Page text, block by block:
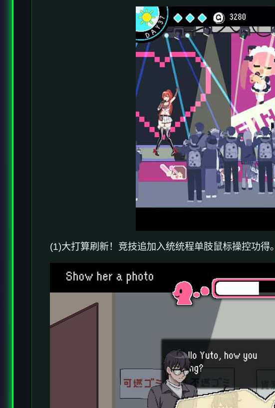
(1)大打算刷新！竞技追加入统统程单肢鼠标操控功得。